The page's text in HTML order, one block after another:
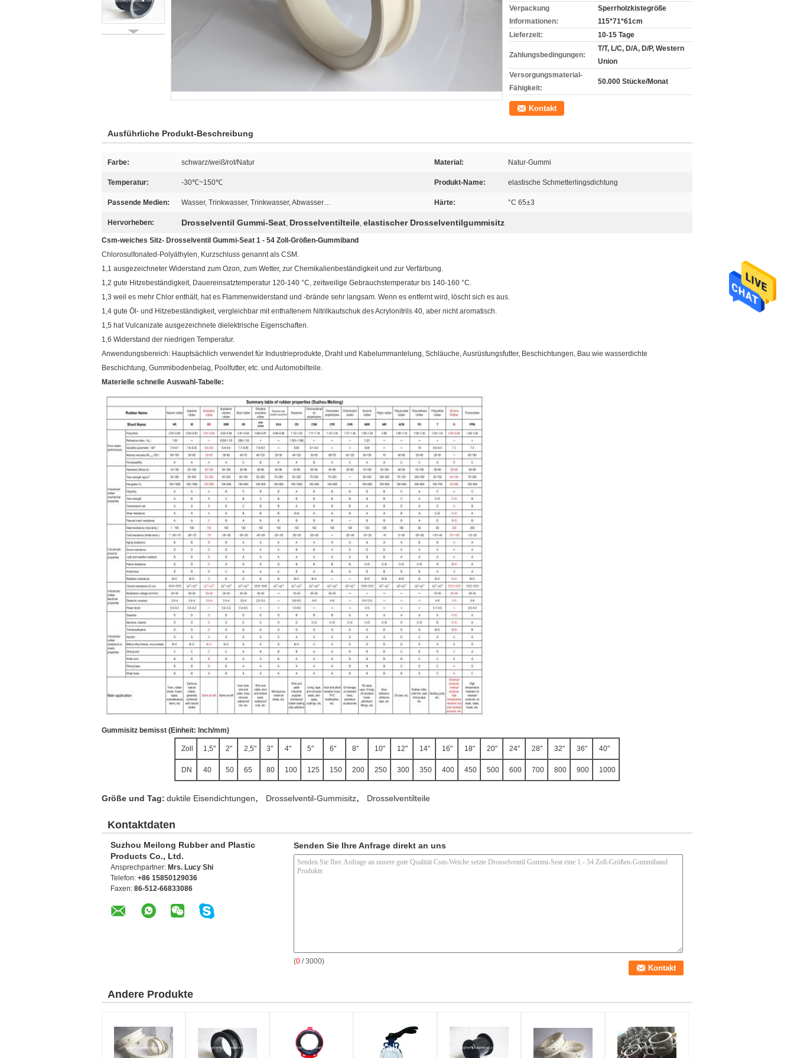
Verpackung
Informationen:
Sperrholzkistegröße
115*71*61cm
Lieferzeit:
10-15 Tage
Zahlungsbedingungen:
T/T, L/C, D/A, D/P, Western
Union
Versorgungsmaterial-
Fähigkeit:
50.000 Stücke/Monat
Kontakt
Ausführliche Produkt-Beschreibung
Farbe: schwarz/weiß/rot/Natur Material: Natur-Gummi
Temperatur: -30℃~150℃ Produkt-Name: elastische Schmetterlingsdichtung
Passende Medien: Wasser, Trinkwasser, Trinkwasser, Abwasser… Härte: °C 65±3
Hervorheben: Drosselventil Gummi-Seat, Drosselventilteile, elastischer Drosselventilgummisitz
Csm-weiches Sitz- Drosselventil Gummi-Seat 1 - 54 Zoll-Größen-Gummiband
Chlorosulfonated-Polyäthylen, Kurzschluss genannt als CSM.
1,1 ausgezeichneter Widerstand zum Ozon, zum Wetter, zur Chemikalienbeständigkeit und zur Verfärbung.
1,2 gute Hitzebeständigkeit, Dauereinsatztemperatur 120-140 °C, zeitweilige Gebrauchstemperatur bis 140-160 °C.
1,3 weil es mehr Chlor enthält, hat es Flammenwiderstand und -brände sehr langsam. Wenn es entfernt wird, löscht sich es aus.
1,4 gute Öl- und Hitzebeständigkeit, vergleichbar mit enthaltenem Nitrilkautschuk des Acrylonitrils 40, aber nicht aromatisch.
1,5 hat Vulcanizate ausgezeichnete dielektrische Eigenschaften.
1,6 Widerstand der niedrigen Temperatur.
Anwendungsbereich: Hauptsächlich verwendet für Industrieprodukte, Draht und Kabelummantelung, Schläuche, Ausrüstungsfutter, Beschichtungen, Bau wie wasserdichte
Beschichtung, Gummibodenbelag, Poolfutter, etc. und Automobilteile.
Materielle schnelle Auswahl-Tabelle:
Gummisitz bemisst (Einheit: lnch/mm)
Zoll 1,5" 2" 2,5" 3" 4" 5" 6" 8" 10" 12" 14" 16" 18" 20" 24" 28" 32" 36" 40"
DN 40 50 65 80 100 125 150 200 250 300 350 400 450 500 600 700 800 900 1000
Größe und Tag: duktile Eisendichtungen, Drosselventil-Gummisitz, Drosselventilteile
Kontaktdaten
Suzhou Meilong Rubber and Plastic
Products Co., Ltd.
Ansprechpartner: Mrs. Lucy Shi
Telefon: +86 15850129036
Faxen: 86-512-66833086
Senden Sie Ihre Anfrage direkt an uns
(0 / 3000)
Andere Produkte